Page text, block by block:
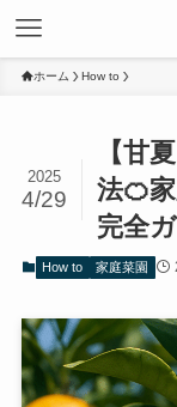
ホーム How to
【甘
法🍊
完全
2025
4/29
How to 家庭菜園